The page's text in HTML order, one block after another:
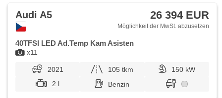
x11
Audi A5 26 394 EUR
Möglichkeit der MwSt. abzusetzen
40TFSI LED Ad.Temp Kam Asisten
2021 105 tkm
150 kW
2 l
Benzin